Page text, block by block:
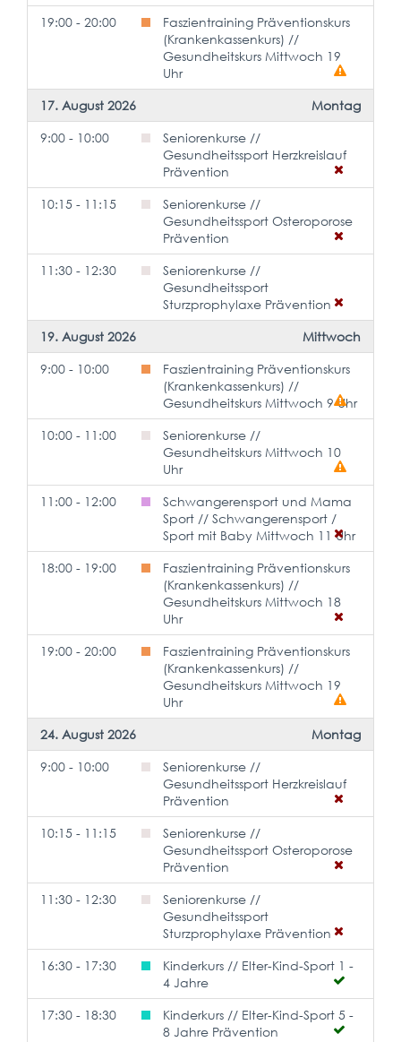
19:00 - 20:00
Faszientraining Präventionskurs
(Krankenkassenkurs) //
Gesundheitskurs Mittwoch 19
Uhr
17. August 2026
Montag
9:00 - 10:00
Seniorenkurse //
Gesundheitssport Herzkreislauf
Prävention
10:15 - 11:15
Seniorenkurse //
Gesundheitssport Osteroporose
Prävention
11:30 - 12:30
Seniorenkurse //
Gesundheitssport
Sturzprophylaxe Prävention
19. August 2026
Mittwoch
9:00 - 10:00
Faszientraining Präventionskurs
(Krankenkassenkurs) //
Gesundheitskurs Mittwoch 9 Uhr
10:00 - 11:00
Seniorenkurse //
Gesundheitskurs Mittwoch 10
Uhr
11:00 - 12:00
Schwangerensport und Mama
Sport // Schwangerensport /
Sport mit Baby Mittwoch 11 Uhr
18:00 - 19:00
Faszientraining Präventionskurs
(Krankenkassenkurs) //
Gesundheitskurs Mittwoch 18
Uhr
19:00 - 20:00
Faszientraining Präventionskurs
(Krankenkassenkurs) //
Gesundheitskurs Mittwoch 19
Uhr
24. August 2026
Montag
9:00 - 10:00
Seniorenkurse //
Gesundheitssport Herzkreislauf
Prävention
10:15 - 11:15
Seniorenkurse //
Gesundheitssport Osteroporose
Prävention
11:30 - 12:30
Seniorenkurse //
Gesundheitssport
Sturzprophylaxe Prävention
16:30 - 17:30
Kinderkurs // Elter-Kind-Sport 1 -
4 Jahre
17:30 - 18:30
Kinderkurs // Elter-Kind-Sport 5 -
8 Jahre Prävention